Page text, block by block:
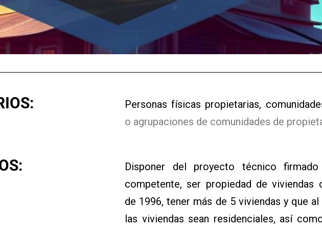
Personas físicas propietarias,
o agrupaciones de comunidades de
Disponer del proyecto técnico
competente, ser propiedad de viviendas
de 1996, tener más de 5 viviendas y que
las viviendas sean residenciales, así